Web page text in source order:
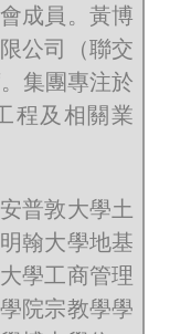
成員。黃博
公司（聯交
集團專注於
程及相關業
普敦大學土
翰大學地基
學工商管理
院宗教學學